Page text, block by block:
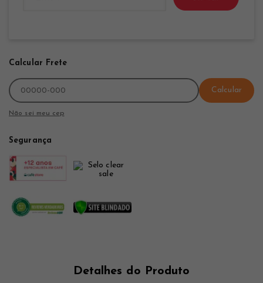
Calcular Frete
Calcular
Não sei meu cep
Segurança
Detalhes do Produto